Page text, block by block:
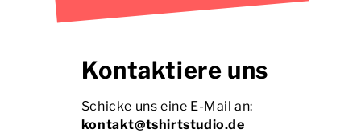
Fleece & Jacken
Kontaktiere uns
Schicke uns eine E-Mail an:
kontakt@tshirtstudio.de